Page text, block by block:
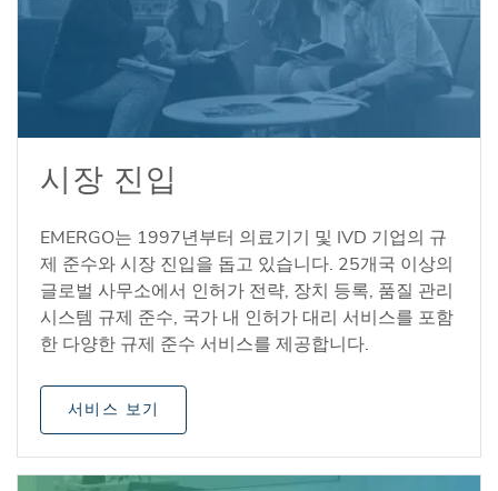
시장 진입
EMERGO는 1997년부터 의료기기 및 IVD 기업의 규
제 준수와 시장 진입을 돕고 있습니다. 25개국 이상의
글로벌 사무소에서 인허가 전략, 장치 등록, 품질 관리
시스템 규제 준수, 국가 내 인허가 대리 서비스를 포함
한 다양한 규제 준수 서비스를 제공합니다.
서비스 보기